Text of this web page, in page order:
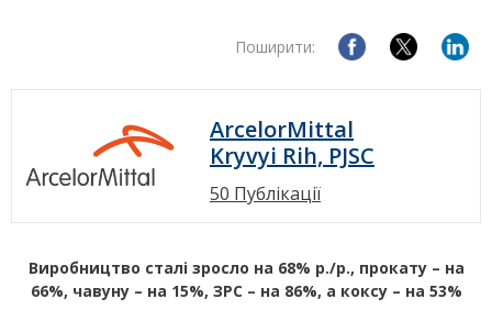
Поширити:
ArcelorMittal
Kryvyi Rih, PJSC
50 Публікації
Виробництво сталі зросло на 68% р./р., прокату – на
66%, чавуну – на 15%, ЗРС – на 86%, а коксу – на 53%